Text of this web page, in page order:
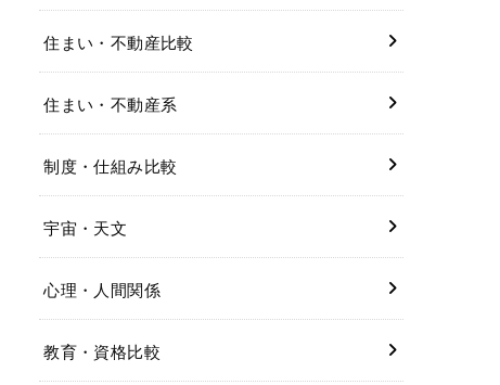
住まい・不動産比較
住まい・不動産系
制度・仕組み比較
宇宙・天文
心理・人間関係
教育・資格比較